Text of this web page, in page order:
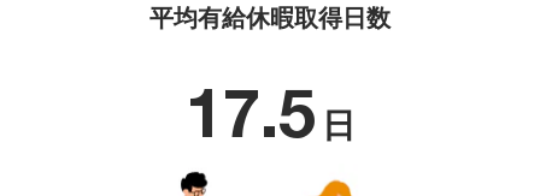
平均有給休暇取得日数
17.5 日